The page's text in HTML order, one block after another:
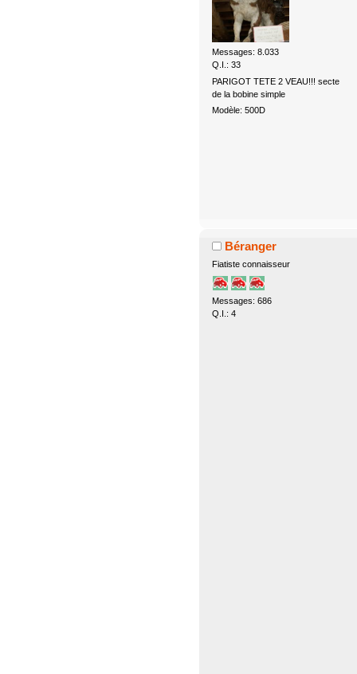
Messages: 8.033
Q.I.: 33
PARIGOT TETE 2 VEAU!!! secte
de la bobine simple
Modèle: 500D
Béranger
Fiatiste connaisseur
Messages: 686
Q.I.: 4